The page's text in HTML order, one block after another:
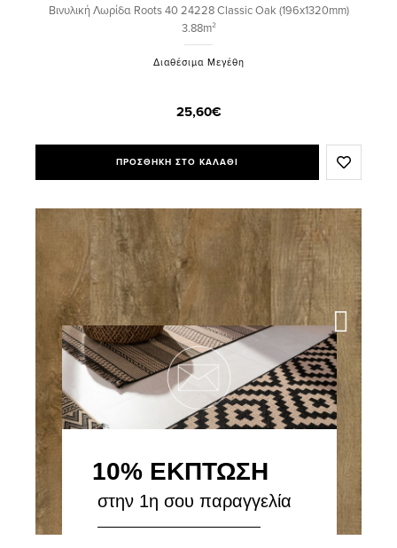
Βινυλική Λωρίδα Roots 40 24228 Classic Oak (196x1320mm)
3.88m²
Διαθέσιμα Μεγέθη
25,60€
ΠΡΟΣΘΗΚΗ ΣΤΟ ΚΑΛΑΘΙ
10% ΕΚΠΤΩΣΗ
στην 1η σου παραγγελία